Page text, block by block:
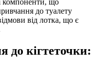
компоненти, що
до туалету
від лотка, що є
до кігтеточки: